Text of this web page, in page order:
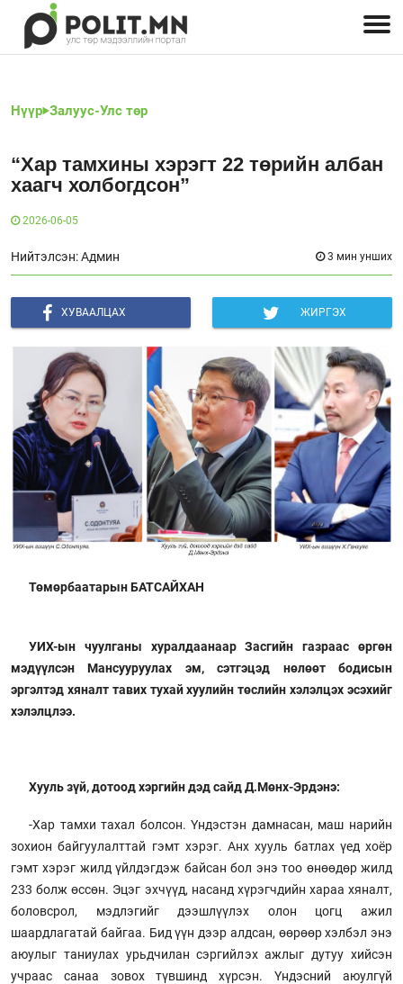
Нүүр Залуус-Улс төр
“Хар тамхины хэрэгт 22 төрийн албан
хаагч холбогдсон”
2026-06-05
Нийтэлсэн: Админ 3 мин унших
ХУВААЛЦАХ ЖИРГЭХ
Төмөрбаатарын БАТСАЙХАН
УИХ-ын чуулганы хуралдаанаар Засгийн газраас өргөн
мэдүүлсэн Мансууруулах эм, сэтгэцэд нөлөөт бодисын
эргэлтэд хяналт тавих тухай хуулийн төслийн хэлэлцэх эсэхийг
хэлэлцлээ.
Хууль зүй, дотоод хэргийн дэд сайд Д.Мөнх-Эрдэнэ:
-Хар тамхи тахал болсон. Үндэстэн дамнасан, маш нарийн
зохион байгуулалттай гэмт хэрэг. Анх хууль батлах үед хоёр
гэмт хэрэг жилд үйлдэгдэж байсан бол энэ тоо өнөөдөр жилд
233 болж өссөн. Эцэг эхчүүд, насанд хүрэгчдийн хараа хяналт,
боловсрол, мэдлэгийг дээшлүүлэх олон цогц ажил
шаардлагатай байгаа. Бид үүн дээр алдсан, өөрөөр хэлбэл энэ
аюулыг таниулах урьдчилан сэргийлэх ажлыг дутуу хийсэн
учраас санаа зовох түвшинд хүрсэн. Үндэсний аюулгүй